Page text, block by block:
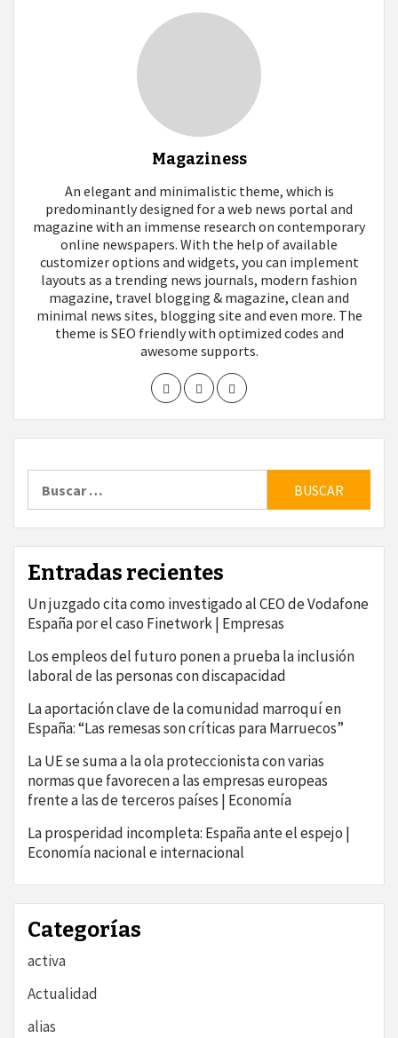
Magaziness
An elegant and minimalistic theme, which is
predominantly designed for a web news portal and
magazine with an immense research on contemporary
online newspapers. With the help of available
customizer options and widgets, you can implement
layouts as a trending news journals, modern fashion
magazine, travel blogging & magazine, clean and
minimal news sites, blogging site and even more. The
theme is SEO friendly with optimized codes and
awesome supports.
Entradas recientes
Un juzgado cita como investigado al CEO de Vodafone
España por el caso Finetwork | Empresas
Los empleos del futuro ponen a prueba la inclusión
laboral de las personas con discapacidad
La aportación clave de la comunidad marroquí en
España: “Las remesas son críticas para Marruecos”
La UE se suma a la ola proteccionista con varias
normas que favorecen a las empresas europeas
frente a las de terceros países | Economía
La prosperidad incompleta: España ante el espejo |
Economía nacional e internacional
Categorías
activa
Actualidad
alias